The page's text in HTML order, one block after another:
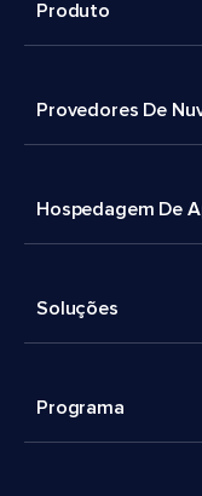
Produto
Provedores De
Hospedagem De
Soluções
Programa